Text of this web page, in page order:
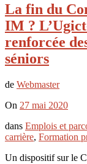
La fin du
IM ?
renforcée
séniors
de Webmaster
On 27 mai 2020
dans Emplois et
carrière, Formation
Un dispositif sur le